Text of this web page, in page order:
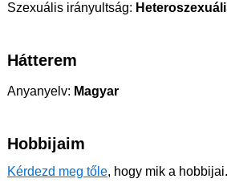
Szexuális irányultság:
Hátterem
Anyanyelv: Magyar
Hobbijaim
Kérdezd meg tőle, hogy mik a